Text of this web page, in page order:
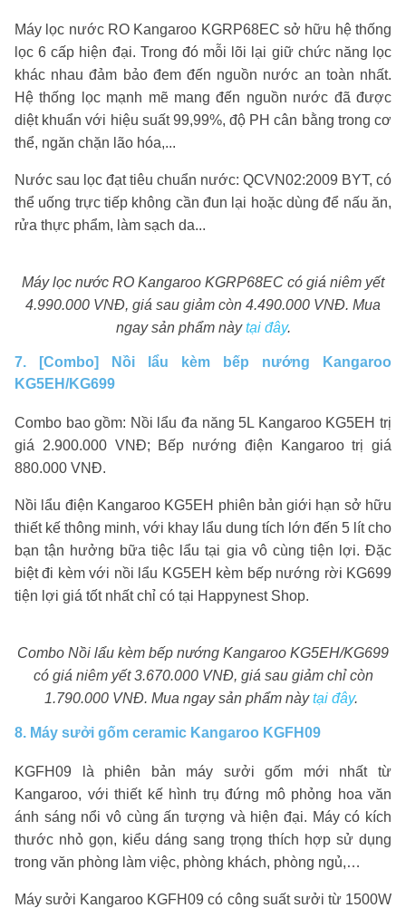
Máy lọc nước RO Kangaroo KGRP68EC sở hữu hệ thống
lọc 6 cấp hiện đại. Trong đó mỗi lõi lại giữ chức năng lọc
khác nhau đảm bảo đem đến nguồn nước an toàn nhất.
Hệ thống lọc mạnh mẽ mang đến nguồn nước đã được
diệt khuẩn với hiệu suất 99,99%, độ PH cân bằng trong cơ
thể, ngăn chặn lão hóa,...
Nước sau lọc đạt tiêu chuẩn nước: QCVN02:2009 BYT, có
thể uống trực tiếp không cần đun lại hoặc dùng để nấu ăn,
rửa thực phẩm, làm sạch da...
Máy lọc nước RO Kangaroo KGRP68EC có giá niêm yết
4.990.000 VNĐ, giá sau giảm còn 4.490.000 VNĐ. Mua
ngay sản phẩm nàytại đây.
7. [Combo] Nồi lẩu kèm bếp nướng Kangaroo
KG5EH/KG699
Combo bao gồm: Nồi lẩu đa năng 5L Kangaroo KG5EH trị
giá 2.900.000 VNĐ; Bếp nướng điện Kangaroo trị giá
880.000 VNĐ.
Nồi lẩu điện Kangaroo KG5EH phiên bản giới hạn sở hữu
thiết kế thông minh, với khay lẩu dung tích lớn đến 5 lít cho
bạn tận hưởng bữa tiệc lẩu tại gia vô cùng tiện lợi. Đặc
biệt đi kèm với nồi lẩu KG5EH kèm bếp nướng rời KG699
tiện lợi giá tốt nhất chỉ có tại Happynest Shop.
Combo Nồi lẩu kèm bếp nướng Kangaroo KG5EH/KG699
có giá niêm yết 3.670.000 VNĐ, giá sau giảm chỉ còn
1.790.000 VNĐ. Mua ngay sản phẩm nàytại đây.
8. Máy sưởi gốm ceramic Kangaroo KGFH09
KGFH09 là phiên bản máy sưởi gốm mới nhất từ
Kangaroo, với thiết kế hình trụ đứng mô phỏng hoa văn
ánh sáng nổi vô cùng ấn tượng và hiện đại. Máy có kích
thước nhỏ gọn, kiểu dáng sang trọng thích hợp sử dụng
trong văn phòng làm việc, phòng khách, phòng ngủ,…
Máy sưởi Kangaroo KGFH09 có công suất sưởi từ 1500W